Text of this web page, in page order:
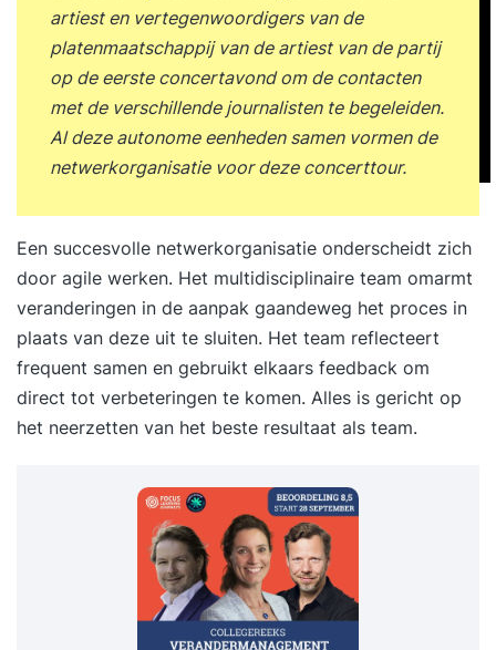
artiest en vertegenwoordigers van de
platenmaatschappij van de artiest van de partij
op de eerste concertavond om de contacten
met de verschillende journalisten te begeleiden.
Al deze autonome eenheden samen vormen de
netwerkorganisatie voor deze concerttour.
Een succesvolle netwerkorganisatie onderscheidt zich
door agile werken. Het multidisciplinaire team omarmt
veranderingen in de aanpak gaandeweg het proces in
plaats van deze uit te sluiten. Het team reflecteert
frequent samen en gebruikt elkaars feedback om
direct tot verbeteringen te komen. Alles is gericht op
het neerzetten van het beste resultaat als team.